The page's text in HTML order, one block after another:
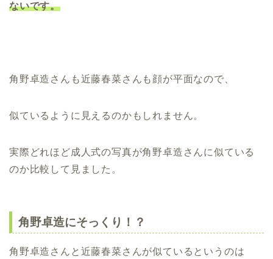
ないです。
角野卓造さんも近藤春菜さんも顔が平面なので、
似ているように見えるのかもしれません。
実際どれほど成人式の写真が角野卓造さんに似ている
のか比較して見ました。
角野卓造にそっくり！？
角野卓造さんと近藤春菜さんが似ているというのは